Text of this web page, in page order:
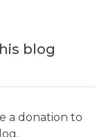
blog
a donation to